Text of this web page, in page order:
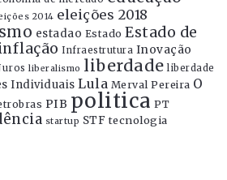
2014 eleições 2018
estadao Estado Estado de
Infraestrutura Inovação
liberalismo liberdade liberdade
Individuais Lula Merval Pereira O
PIB politica PT
startup STF tecnologia